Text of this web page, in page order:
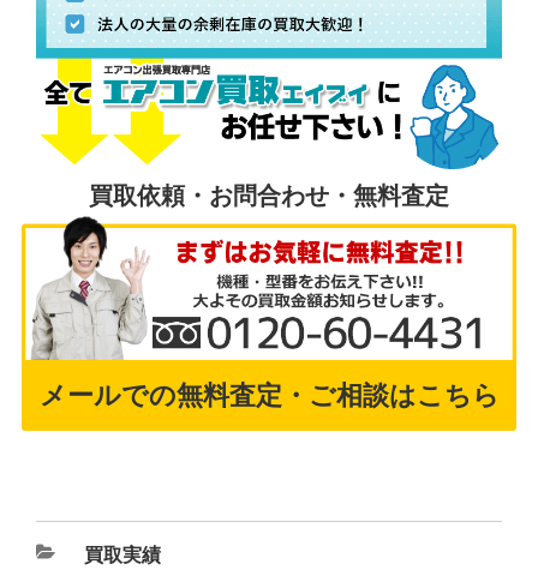
買取依頼・お問合わせ・無料査定
メールでの無料査定・ご相談はこちら
買取実績